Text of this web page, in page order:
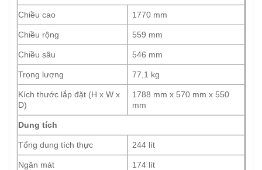
Chiều cao 1770 mm
Chiều rộng 559 mm
Chiều sâu 546 mm
Trọng lượng 77,1 kg
Kích thước lắp đặt (H x W x
D)
1788 mm x 570 mm x 550
mm
Dung tích
Tổng dung tích thực 244 lít
Ngăn mát 174 lít